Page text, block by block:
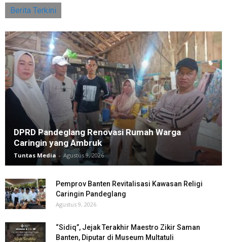
Berita Terkini
DPRD Pandeglang Renovasi Rumah Warga
Caringin yang Ambruk
Tuntas Media - Agustus 9, 2026
Pemprov Banten Revitalisasi Kawasan Religi
Caringin Pandeglang
Agustus 9, 2026
“Sidiq”, Jejak Terakhir Maestro Zikir Saman
Banten, Diputar di Museum Multatuli